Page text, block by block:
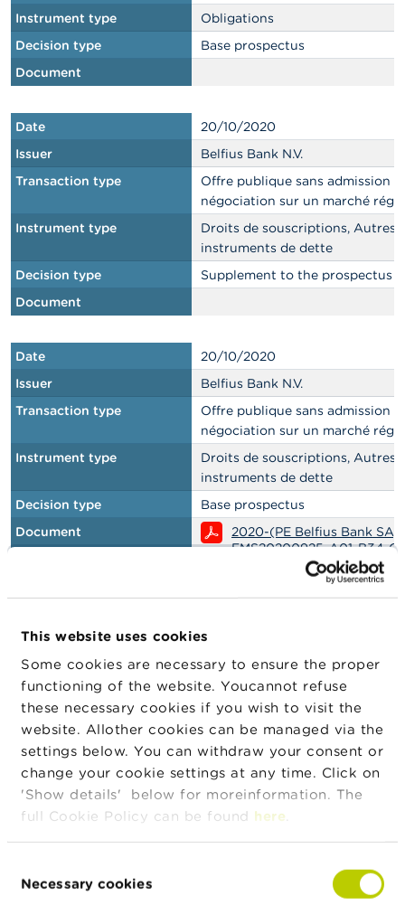
This website uses cookies
Some cookies are necessary to ensure the proper
functioning of the website. Youcannot refuse
these necessary cookies if you wish to visit the
website. Allother cookies can be managed via the
settings below. You can withdraw your consent or
change your cookie settings at any time. Click on
'Show details' below for moreinformation. The
full Cookie Policy can be found here
Selection
Necessary cookies
Instrument type
Obligations
Decision type
Base prospectus
Document
Date
20/10/2020
Issuer
Belfius Bank N.V.
Transaction type
Offre publique sans admission à
négociation sur un marché
Instrument type
Droits de souscriptions, Autres
instruments de dette
Decision type
Supplement to the prospectus
Document
Date
20/10/2020
Issuer
Belfius Bank N.V.
Transaction type
Offre publique sans admission à
négociation sur un marché
Instrument type
Droits de souscriptions, Autres
instruments de dette
Decision type
Base prospectus
Document
2020-(PE Belfius Bank
EMS20200925-A01-B34-
CD20_10.pdf
Issuer
ATENOR GROUP
Transaction type
Offre publique et admission à la
négociation sur un marché
Instrument type
Obligations
Decision type
Standalone prospectus
Document
2020-(1043)-FR-
B02-35-C01-NP-
Date
13/10/2020
Transaction type
Offre publique et admission à la